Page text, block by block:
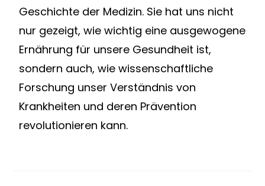
Geschichte der Medizin. Sie hat uns nicht
nur gezeigt, wie wichtig eine ausgewogene
Ernährung für unsere Gesundheit ist,
sondern auch, wie wissenschaftliche
Forschung unser Verständnis von
Krankheiten und deren Prävention
revolutionieren kann.